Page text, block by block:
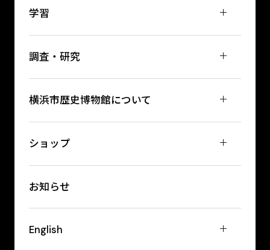
学習
調査・研究
横浜市歴史博物館について
ショップ
お知らせ
English